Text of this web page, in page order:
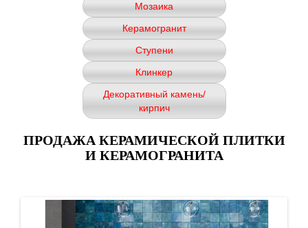
Мозаика
Керамогранит
Ступени
Клинкер
Декоративный камень/
кирпич
ПРОДАЖА КЕРАМИЧЕСКОЙ ПЛИТКИ
И КЕРАМОГРАНИТА